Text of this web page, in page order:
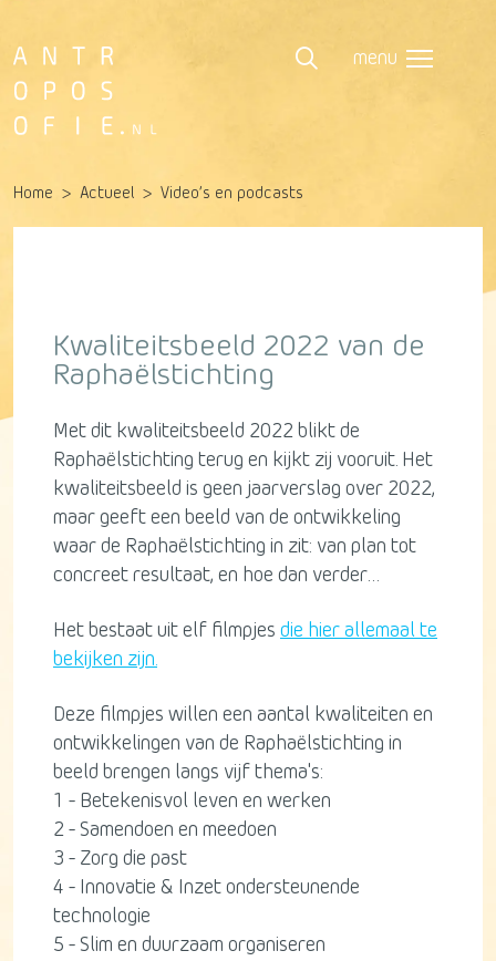
menu
Home Actueel Video’s en podcasts
Kwaliteitsbeeld 2022 van de
Raphaëlstichting
Met dit kwaliteitsbeeld 2022 blikt de
Raphaëlstichting terug en kijkt zij vooruit. Het
kwaliteitsbeeld is geen jaarverslag over 2022,
maar geeft een beeld van de ontwikkeling
waar de Raphaëlstichting in zit: van plan tot
concreet resultaat, en hoe dan verder…
Het bestaat uit elf filmpjes die hier allemaal te
bekijken zijn.
Deze filmpjes willen een aantal kwaliteiten en
ontwikkelingen van de Raphaëlstichting in
beeld brengen langs vijf thema's:
1 - Betekenisvol leven en werken
2 - Samendoen en meedoen
3 - Zorg die past
4 - Innovatie & Inzet ondersteunende
technologie
5 - Slim en duurzaam organiseren